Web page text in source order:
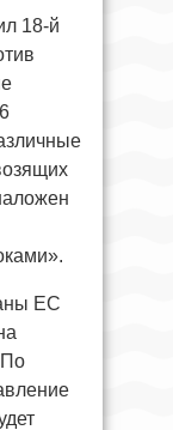
18-й
ЕС
По